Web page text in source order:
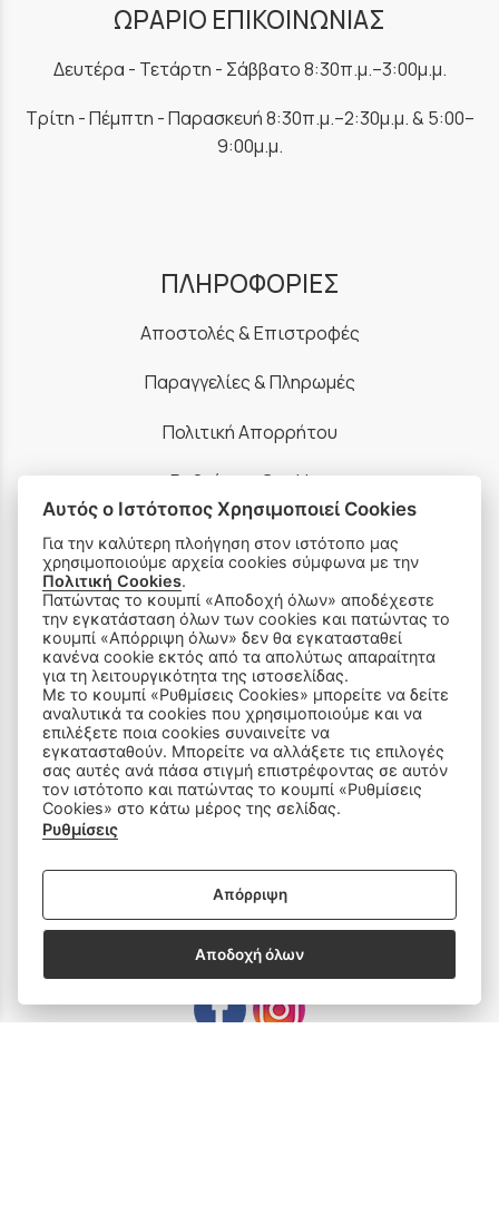
ΩΡΑΡΙΟ ΕΠΙΚΟΙΝΩΝΙΑΣ
Δευτέρα - Τετάρτη - Σάββατο 8:30π.μ.–3:00μ.μ.
Τρίτη - Πέμπτη - Παρασκευή 8:30π.μ.–2:30μ.μ. & 5:00–
9:00μ.μ.
ΠΛΗΡΟΦΟΡΙΕΣ
Αποστολές & Επιστροφές
Παραγγελίες & Πληρωμές
Πολιτική Απορρήτου
Ρυθμίσεις Cookies
ΠΡΟΪΟΝΤΑ
Ραπτομηχανές
Οικιακός Εξοπλισμός
Είδη Ραπτικής
Ανταλλακτικά
SOCIAL MEDIA
Αυτός ο Ιστότοπος Χρησιμοποιεί Cookies
Για την καλύτερη πλοήγηση στον ιστότοπο μας
χρησιμοποιούμε αρχεία cookies σύμφωνα με την
Πολιτική Cookies.
Πατώντας το κουμπί «Αποδοχή όλων» αποδέχεστε
την εγκατάσταση όλων των cookies και πατώντας το
κουμπί «Απόρριψη όλων» δεν θα εγκατασταθεί
κανένα cookie εκτός από τα απολύτως απαραίτητα
για τη λειτουργικότητα της ιστοσελίδας.
Με το κουμπί «Ρυθμίσεις Cookies» μπορείτε να δείτε
αναλυτικά τα cookies που χρησιμοποιούμε και να
επιλέξετε ποια cookies συναινείτε να
εγκατασταθούν. Μπορείτε να αλλάξετε τις επιλογές
σας αυτές ανά πάσα στιγμή επιστρέφοντας σε αυτόν
τον ιστότοπο και πατώντας το κουμπί «Ρυθμίσεις
Cookies» στο κάτω μέρος της σελίδας.
Ρυθμίσεις
Απόρριψη
Αποδοχή όλων